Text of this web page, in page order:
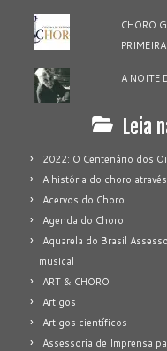
CHORO
A NOITE
Leia
2022: O Centenário dos
A história do choro
Acervos do Choro
Agenda do Choro
Aquarela do Brasil
musical
ART & CHORO
Artigos
Artigos científicos
Assessoria de Imprensa